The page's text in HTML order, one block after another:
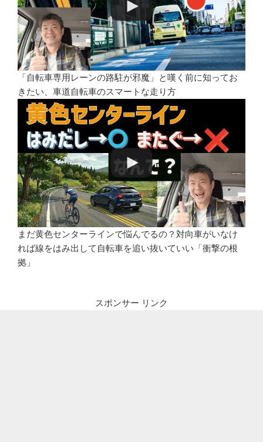
「自転車専用レーンの路駐が邪魔」と嘆く前に知ってお
きたい、車道自転車のスマートな走り方
まだ黄色センターラインで悩んでるの？対向車がいなけ
れば線をはみ出して自転車を追い抜いていい「衝撃の根
拠」
スポンサー リンク